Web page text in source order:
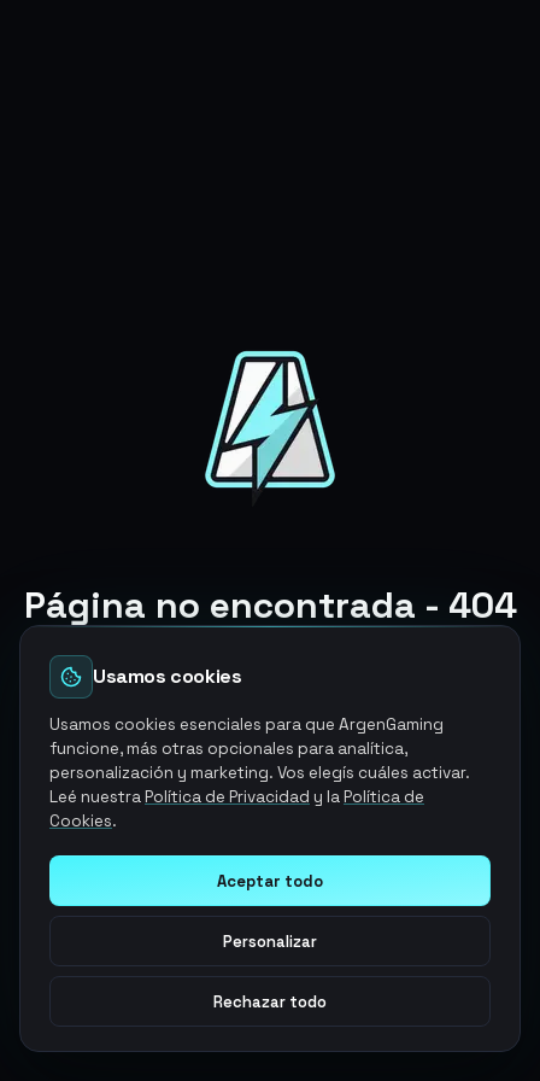
Página no encontrada - 404
esta disponible
Volver a la página de inicio
Explorar otros servicios
Usamos cookies
Usamos cookies esenciales para que ArgenGaming
funcione, más otras opcionales para analítica,
personalización y marketing. Vos elegís cuáles activar.
Leé nuestraPolítica de Privacidad y laPolítica de
Cookies.
Aceptar todo
Personalizar
Rechazar todo